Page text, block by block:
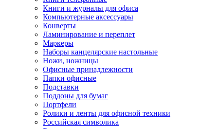
Книги и журналы для офиса
Компьютерные аксессуары
Конверты
Ламинирование и переплет
Маркеры
Наборы канцелярские настольные
Ножи, ножницы
Офисные принадлежности
Папки офисные
Подставки
Поддоны для бумаг
Портфели
Ролики и ленты для офисной техники
Российская символика